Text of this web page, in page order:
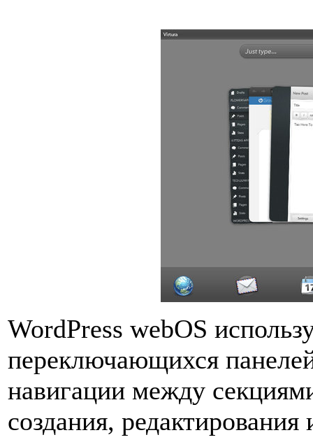
WordPress webOS
переключающихся
навигации между
создания,